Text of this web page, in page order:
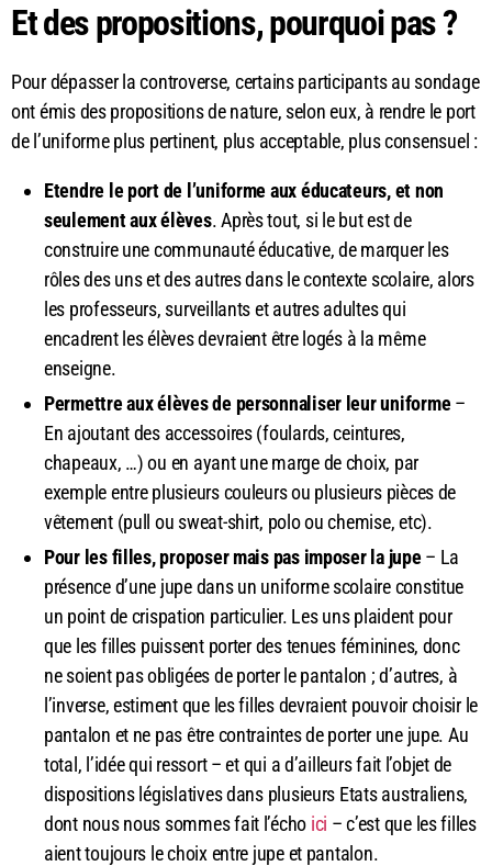
Et des propositions, pourquoi pas ?
Pour dépasser la controverse, certains participants au sondage
ont émis des propositions de nature, selon eux, à rendre le port
de l’uniforme plus pertinent, plus acceptable, plus consensuel :
Etendre le port de l’uniforme aux éducateurs, et non
seulement aux élèves. Après tout, si le but est de
construire une communauté éducative, de marquer les
rôles des uns et des autres dans le contexte scolaire, alors
les professeurs, surveillants et autres adultes qui
encadrent les élèves devraient être logés à la même
enseigne.
Permettre aux élèves de personnaliser leur uniforme–
En ajoutant des accessoires (foulards, ceintures,
chapeaux, …) ou en ayant une marge de choix, par
exemple entre plusieurs couleurs ou plusieurs pièces de
vêtement (pull ou sweat-shirt, polo ou chemise, etc).
Pour les filles, proposer mais pas imposer la jupe– La
présence d’une jupe dans un uniforme scolaire constitue
un point de crispation particulier. Les uns plaident pour
que les filles puissent porter des tenues féminines, donc
ne soient pas obligées de porter le pantalon ; d’autres, à
l’inverse, estiment que les filles devraient pouvoir choisir le
pantalon et ne pas être contraintes de porter une jupe. Au
total, l’idée qui ressort – et qui a d’ailleurs fait l’objet de
dispositions législatives dans plusieurs Etats australiens,
dont nous nous sommes fait l’écho ici – c’est que les filles
aient toujours le choix entre jupe et pantalon.